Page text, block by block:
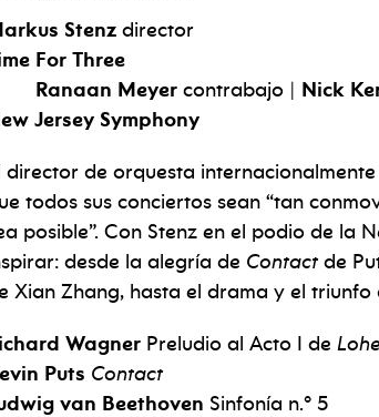
Stenz director
For Three
Meyer contrabajo | Nick
Jersey Symphony
director de orquesta
todos sus conciertos sean “tan
posible”. Con Stenz en el podio de la
desde la alegría de Contactde
Xian Zhang, hasta el drama y el
Wagner Preludio al Acto I de
Puts Contact
van Beethoven Sinfonía n.º 5